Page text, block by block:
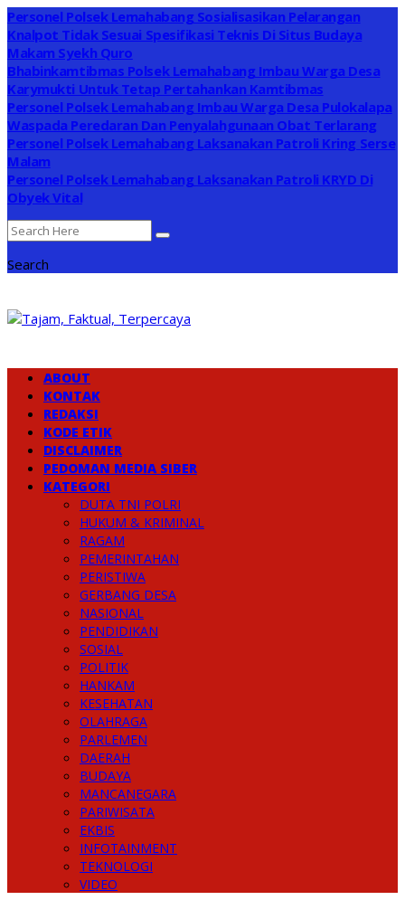
Personel Polsek Lemahabang Sosialisasikan Pelarangan
Knalpot Tidak Sesuai Spesifikasi Teknis Di Situs Budaya
Makam Syekh Quro
Bhabinkamtibmas Polsek Lemahabang Imbau Warga Desa
Karymukti Untuk Tetap Pertahankan Kamtibmas
Personel Polsek Lemahabang Imbau Warga Desa Pulokalapa
Waspada Peredaran Dan Penyalahgunaan Obat Terlarang
Personel Polsek Lemahabang Laksanakan Patroli Kring Serse
Malam
Personel Polsek Lemahabang Laksanakan Patroli KRYD Di
Obyek Vital
Search
ABOUT
KONTAK
REDAKSI
KODE ETIK
DISCLAIMER
PEDOMAN MEDIA SIBER
KATEGORI
DUTA TNI POLRI
HUKUM & KRIMINAL
RAGAM
PEMERINTAHAN
PERISTIWA
GERBANG DESA
NASIONAL
PENDIDIKAN
SOSIAL
POLITIK
HANKAM
KESEHATAN
OLAHRAGA
PARLEMEN
DAERAH
BUDAYA
MANCANEGARA
PARIWISATA
EKBIS
INFOTAINMENT
TEKNOLOGI
VIDEO